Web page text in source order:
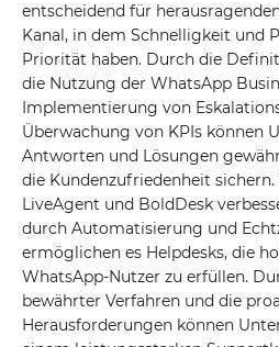
entscheidend für
Kanal, in dem Schnelligkeit und
Priorität haben. Durch die
die Nutzung der WhatsApp
Implementierung von
Überwachung von KPIs können
Antworten und Lösungen
die Kundenzufriedenheit sichern.
LiveAgent und BoldDesk
durch Automatisierung und
ermöglichen es Helpdesks, die
WhatsApp-Nutzer zu erfüllen.
bewährter Verfahren und die
Herausforderungen können